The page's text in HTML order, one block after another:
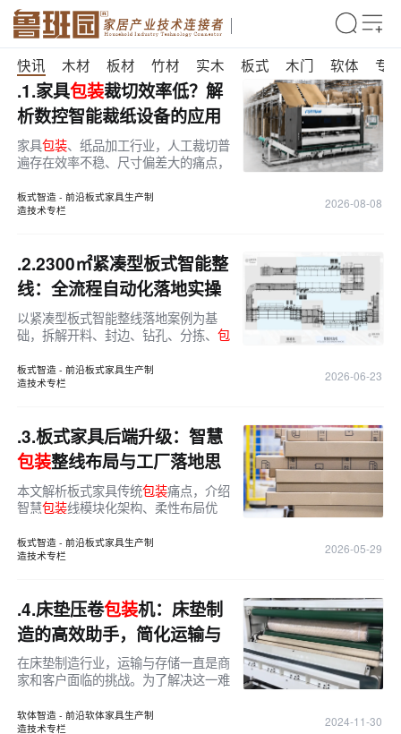
快讯 木材 板材 竹材 实木 板式 木门 软体 专
.1.家具包装裁切效率低？解
析数控智能裁纸设备的应用
价值！
家具包装、纸品加工行业，人工裁切普
遍存在效率不稳、尺寸偏差大的痛点，
升级的重要选项。
板式智造 - 前沿板式家具生产制
造技术专栏
2026-08-08
.2.2300㎡紧凑型板式智能整
线：全流程自动化落地实操
拆解！
以紧凑型板式智能整线落地案例为基
础，拆解开料、封边、钻孔、分拣、包
来省人省地、提质增效的实际收益。
板式智造 - 前沿板式家具生产制
造技术专栏
2026-06-23
.3.板式家具后端升级：智慧
包装整线布局与工厂落地思
路
本文解析板式家具传统包装痛点，介绍
智慧包装线模块化架构、柔性布局优
工厂实用价值。
板式智造 - 前沿板式家具生产制
造技术专栏
2026-05-29
.4.床垫压卷包装机：床垫制
造的高效助手，简化运输与
存储！
在床垫制造行业，运输与存储一直是商
家和客户面临的挑战。为了解决这一难
6A应运而生，以其独特的设计和功
软体智造 - 前沿软体家具生产制
造技术专栏
2024-11-30